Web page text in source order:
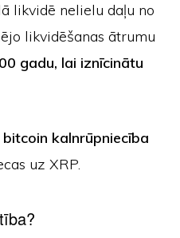
likvidē nelielu daļu no
likvidēšanas ātrumu
gadu, lai iznīcinātu
bitcoin kalnrūpniecība
uz XRP.